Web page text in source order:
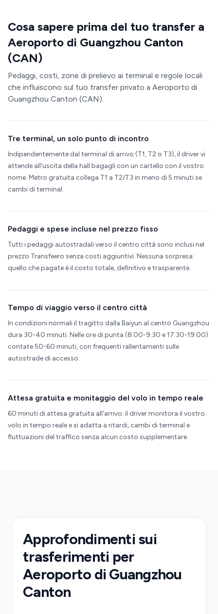
Cosa sapere prima del tuo transfer a
Aeroporto di Guangzhou Canton
(CAN)
Pedaggi, costi, zone di prelievo ai terminal e regole locali
che influiscono sul tuo transfer privato a Aeroporto di
Guangzhou Canton (CAN).
Tre terminal, un solo punto di incontro
Indipendentemente dal terminal di arrivo (T1, T2 o T3), il driver vi
attende all'uscita della hall bagagli con un cartello con il vostro
nome. Metro gratuita collega T1 a T2/T3 in meno di 5 minuti se
cambi di terminal.
Pedaggi e spese incluse nel prezzo fisso
Tutti i pedaggi autostradali verso il centro città sono inclusi nel
prezzo Transfeero senza costi aggiuntivi. Nessuna sorpresa:
quello che pagate è il costo totale, definitivo e trasparente.
Tempo di viaggio verso il centro città
In condizioni normali il tragitto dalla Baiyun al centro Guangzhou
dura 30-40 minuti. Nelle ore di punta (8:00-9:30 e 17:30-19:00)
contate 50-60 minuti, con frequenti rallentamenti sulle
autostrade di accesso.
Attesa gratuita e monitaggio del volo in tempo reale
60 minuti di attesa gratuita all'arrivo: il driver monitora il vostro
volo in tempo reale e si adatta a ritardi, cambi di terminal e
fluttuazioni del traffico senza alcun costo supplementare.
Approfondimenti sui
trasferimenti per
Aeroporto di Guangzhou
Canton